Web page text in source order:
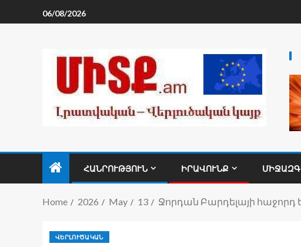
06/08/2026
ՀԱՆՐՈՒԹՅՈՒՆ ԻՐԱՎՈՒՆՔ
Home 2026 May 13 Ջորդան Բարդելայի
ՎԵՐԼՈՒԾԱԿԱՆ